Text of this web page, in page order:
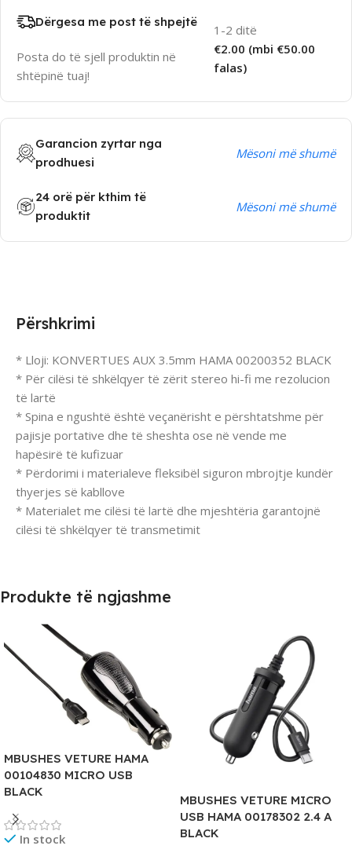
Dërgesa me post të shpejtë
Posta do të sjell produktin në
shtëpinë tuaj!
1-2 ditë
€2.00 (mbi €50.00
falas)
Garancion zyrtar nga
prodhuesi
Mësoni më shumë
24 orë për kthim të
produktit
Mësoni më shumë
Përshkrimi
* Lloji: KONVERTUES AUX 3.5mm HAMA 00200352 BLACK
* Për cilësi të shkëlqyer të zërit stereo hi-fi me rezolucion
të lartë
* Spina e ngushtë është veçanërisht e përshtatshme për
pajisje portative dhe të sheshta ose në vende me
hapësirë të kufizuar
* Përdorimi i materialeve fleksibël siguron mbrojtje kundër
thyerjes së kabllove
* Materialet me cilësi të lartë dhe mjeshtëria garantojnë
cilësi të shkëlqyer të transmetimit
Produkte të ngjashme
MBUSHES VETURE HAMA
00104830 MICRO USB
BLACK
In stock
MBUSHES VETURE MICRO
USB HAMA 00178302 2.4 A
BLACK